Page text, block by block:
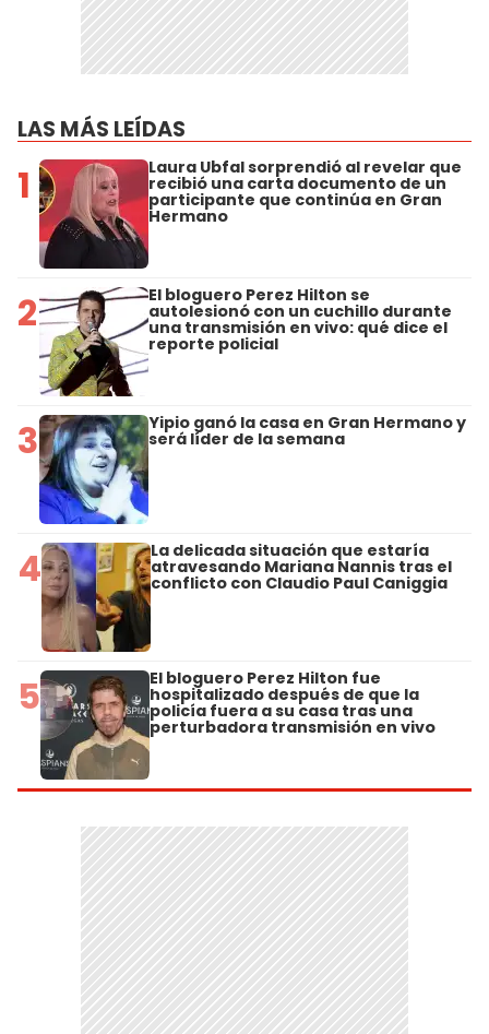
LAS MÁS LEÍDAS
1 Laura Ubfal sorprendió al revelar que
recibió una carta documento de un
participante que continúa en Gran
Hermano
2 El bloguero Perez Hilton se
autolesionó con un cuchillo durante
una transmisión en vivo: qué dice el
reporte policial
3 Yipio ganó la casa en Gran Hermano y
será líder de la semana
4 La delicada situación que estaría
atravesando Mariana Nannis tras el
conflicto con Claudio Paul Caniggia
5 El bloguero Perez Hilton fue
hospitalizado después de que la
policía fuera a su casa tras una
perturbadora transmisión en vivo